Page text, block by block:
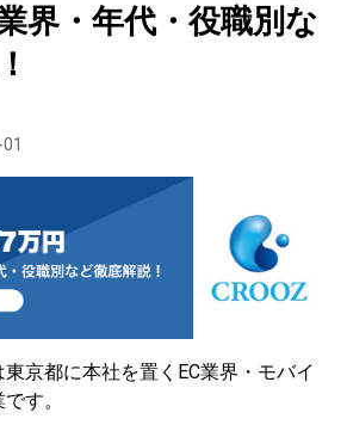
界・年代・役職別な
京都に本社を置くEC業界・モバイ
す。